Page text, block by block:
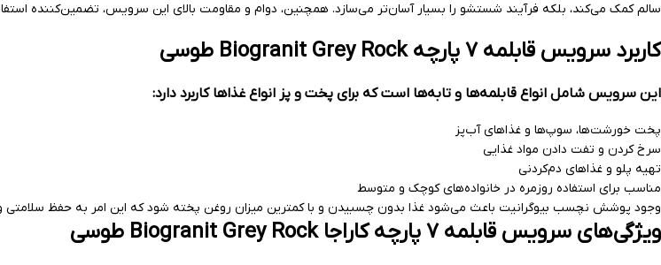
سالم کمک می‌کند، بلکه فرآیند شستشو را بسیار آسان‌تر می‌سازد. همچنین، دوام و مقاومت بالای این سرویس، تضمین‌کننده
کاربرد سرویس قابلمه ۷ پارچه Biogranit Grey Rock طوسی
این سرویس شامل انواع قابلمه‌ها و تابه‌ها است که برای پخت و پز انواع غذاها کاربرد دارد:
پخت خورشت‌ها، سوپ‌ها و غذاهای آب‌پز
سرخ کردن و تفت دادن مواد غذایی
تهیه پلو و غذاهای دم‌کردنی
مناسب برای استفاده روزمره در خانواده‌های کوچک و متوسط
وجود پوشش نچسب بیوگرانیت باعث می‌شود غذا بدون چسبیدن و با کمترین میزان روغن پخته شود که این امر به حفظ سلامتی
ویژگی‌های سرویس قابلمه ۷ پارچه کاراجا Biogranit Grey Rock طوسی